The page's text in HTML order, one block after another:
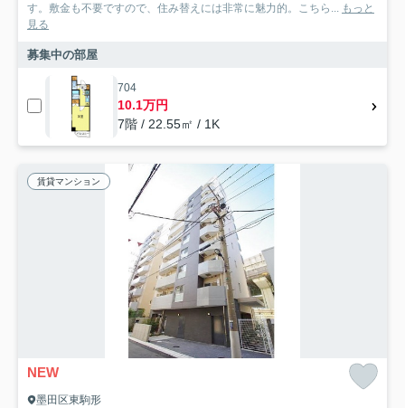
す。敷金も不要ですので、住み替えには非常に魅力的。こちら... もっと
見る
募集中の部屋
704
10.1万円
7階 / 22.55㎡ / 1K
賃貸マンション
NEW
墨田区東駒形